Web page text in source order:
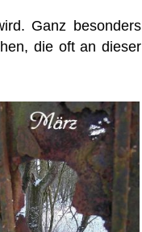
Ganz besonders
die oft an dieser